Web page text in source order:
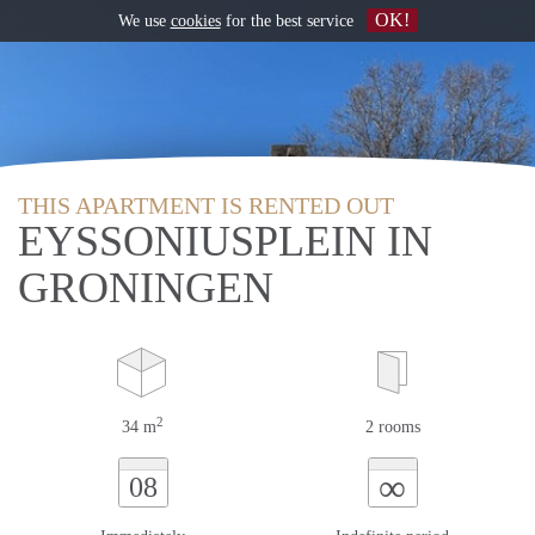
THIS APARTMENT IS RENTED OUT
EYSSONIUSPLEIN IN
GRONINGEN
34 m2 2 rooms
08 ∞
We use cookiesfor the best service OK!